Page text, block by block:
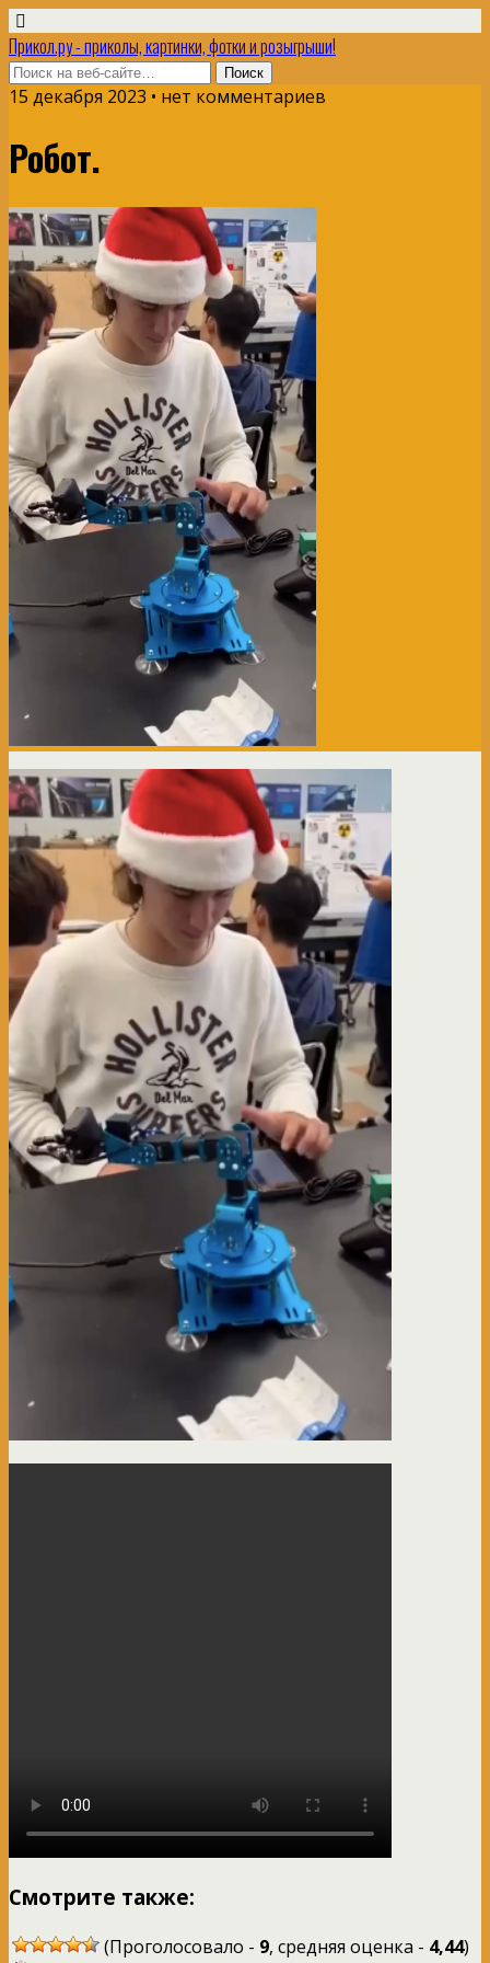
Прикол.ру - приколы, картинки, фотки и розыгрыши!
15 декабря 2023 • нет комментариев
Робот.
Смотрите также:
(Проголосовало - 9, средняя оценка - 4,44)